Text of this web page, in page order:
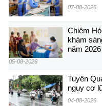
07-08-2026
Chiêm
khám
năm 2026
05-08-2026
Tuyên
nguy cơ
04-08-2026